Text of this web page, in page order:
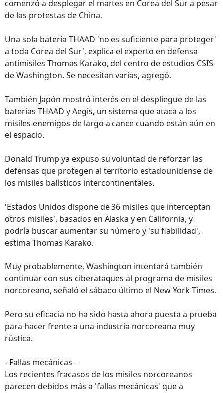
comenzó a desplegar el martes en Corea del Sur a pesar
de las protestas de China.
Una sola batería THAAD 'no es suficiente para proteger'
a toda Corea del Sur', explica el experto en defensa
antimisiles Thomas Karako, del centro de estudios CSIS
de Washington. Se necesitan varias, agregó.
También Japón mostró interés en el despliegue de las
baterías THAAD y Aegis, un sistema que ataca a los
misiles enemigos de largo alcance cuando están aún en
el espacio.
Donald Trump ya expuso su voluntad de reforzar las
defensas que protegen al territorio estadounidense de
los misiles balísticos intercontinentales.
'Estados Unidos dispone de 36 misiles que interceptan
otros misiles', basados en Alaska y en California, y
podría buscar aumentar su número y 'su fiabilidad',
estima Thomas Karako.
Muy probablemente, Washington intentará también
continuar con sus ciberataques al programa de misiles
norcoreano, señaló el sábado último el New York Times.
Pero su eficacia no ha sido hasta ahora puesta a prueba
para hacer frente a una industria norcoreana muy
rústica.
- Fallas mecánicas -
Los recientes fracasos de los misiles norcoreanos
parecen debidos más a 'fallas mecánicas' que a